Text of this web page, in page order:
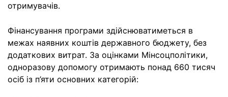
отримувачів.
Фінансування програми здійснюватиметься в
межах наявних коштів державного бюджету, без
додаткових витрат. За оцінками Мінсоцполітики,
одноразову допомогу отримають понад 660 тисяч
осіб із п’яти основних категорій: